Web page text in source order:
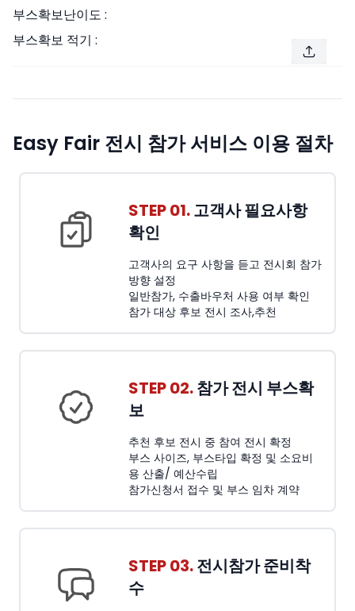
부스확보난이도 :
부스확보 적기 :
Easy Fair 전시 참가 서비스 이용 절차
STEP 01.고객사 필요사항
확인
고객사의 요구 사항을 듣고 전시회 참가
방향 설정
일반참가, 수출바우처 사용 여부 확인
참가 대상 후보 전시 조사,추천
STEP 02.참가 전시 부스확
보
추천 후보 전시 중 참여 전시 확정
부스 사이즈, 부스타입 확정 및 소요비
용 산출/ 예산수립
참가신청서 접수 및 부스 임차 계약
STEP 03.전시참가 준비착
수